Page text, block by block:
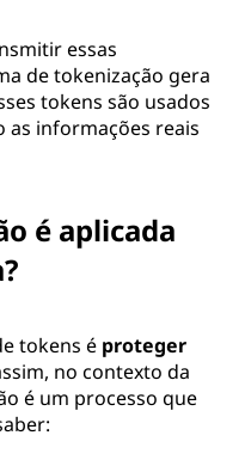
essas
de tokenização gera
tokens são usados
informações reais
é aplicada
tokens é proteger
no contexto da
é um processo que